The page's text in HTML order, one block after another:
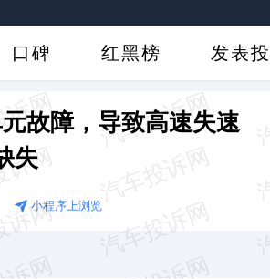
口碑 红黑榜 发表
故障，导致高速失速
失
小程序上浏览